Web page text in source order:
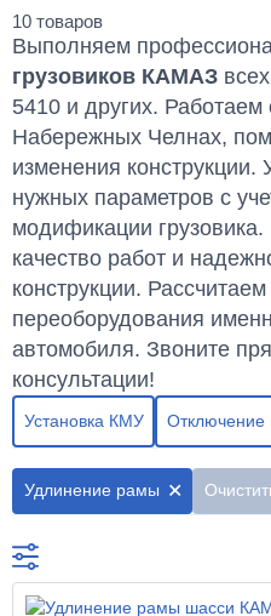
Выполняем
грузовиков КАМАЗ
5410 и других.
Набережных Челнах,
изменения конструкции.
нужных параметров с
модификации
качество работ и
конструкции.
переоборудования
автомобиля. Звоните
консультации!
Установка КМУ Отключение
Удлинение рамы